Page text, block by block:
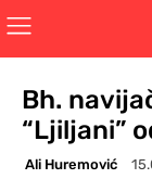
Bh.
“Ljiljani”
Ali Huremović